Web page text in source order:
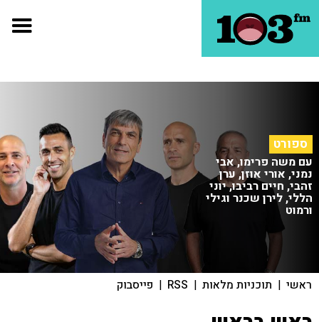
ספורט
עם משה פרימו, אבי
נמני, אורי אוזן, ערן
זהבי, חיים רביבו, יוני
הללי, לירן שכנר וגילי
ורמוט
ראשי | תוכניות מלאות |
RSS
| פייסבוק